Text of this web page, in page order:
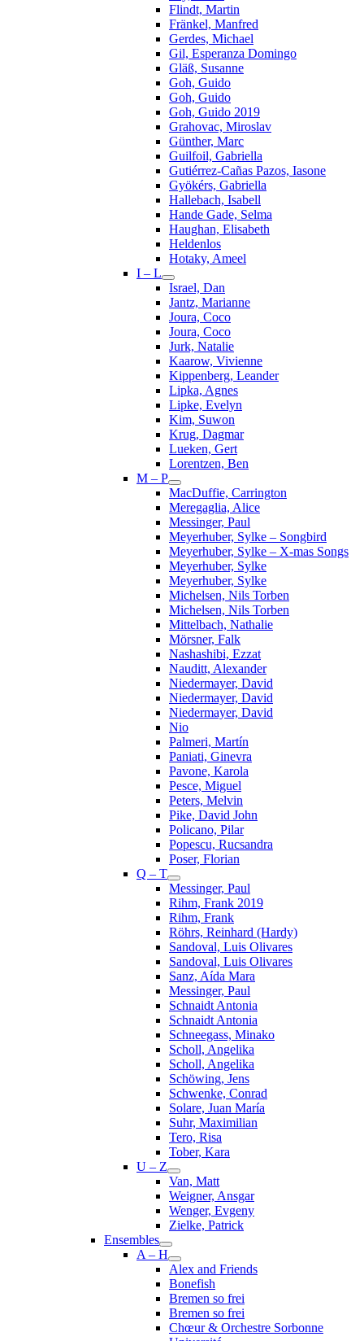
Flindt, Martin
Fränkel, Manfred
Gerdes, Michael
Gil, Esperanza Domingo
Gläß, Susanne
Goh, Guido
Goh, Guido
Goh, Guido 2019
Grahovac, Miroslav
Günther, Marc
Guilfoil, Gabriella
Gutiérrez-Cañas Pazos, Iasone
Gyökérs, Gabriella
Hallebach, Isabell
Hande Gade, Selma
Haughan, Elisabeth
Heldenlos
Hotaky, Ameel
I – L
Israel, Dan
Jantz, Marianne
Joura, Coco
Joura, Coco
Jurk, Natalie
Kaarow, Vivienne
Kippenberg, Leander
Lipka, Agnes
Lipke, Evelyn
Kim, Suwon
Krug, Dagmar
Lueken, Gert
Lorentzen, Ben
M – P
MacDuffie, Carrington
Meregaglia, Alice
Messinger, Paul
Meyerhuber, Sylke – Songbird
Meyerhuber, Sylke – X-mas Songs
Meyerhuber, Sylke
Meyerhuber, Sylke
Michelsen, Nils Torben
Michelsen, Nils Torben
Mittelbach, Nathalie
Mörsner, Falk
Nashashibi, Ezzat
Nauditt, Alexander
Niedermayer, David
Niedermayer, David
Niedermayer, David
Nio
Palmeri, Martín
Paniati, Ginevra
Pavone, Karola
Pesce, Miguel
Peters, Melvin
Pike, David John
Policano, Pilar
Popescu, Rucsandra
Poser, Florian
Q – T
Messinger, Paul
Rihm, Frank 2019
Rihm, Frank
Röhrs, Reinhard (Hardy)
Sandoval, Luis Olivares
Sandoval, Luis Olivares
Sanz, Aída Mara
Messinger, Paul
Schnaidt Antonia
Schnaidt Antonia
Schneegass, Minako
Scholl, Angelika
Scholl, Angelika
Schöwing, Jens
Schwenke, Conrad
Solare, Juan María
Suhr, Maximilian
Tero, Risa
Tober, Kara
U – Z
Van, Matt
Weigner, Ansgar
Wenger, Evgeny
Zielke, Patrick
Ensembles
A – H
Alex and Friends
Bonefish
Bremen so frei
Bremen so frei
Chœur & Orchestre Sorbonne